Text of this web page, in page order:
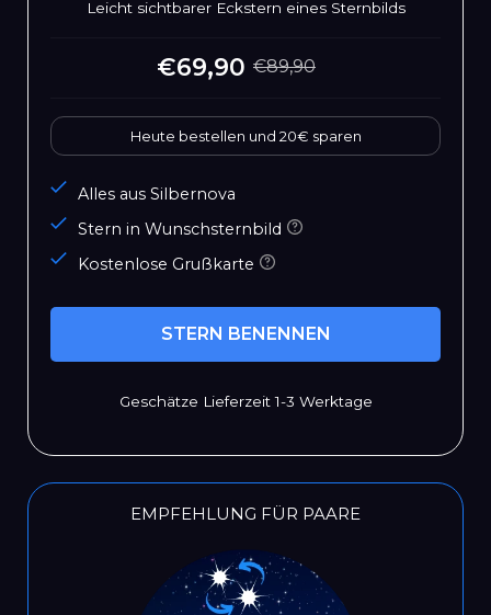
Leicht sichtbarer Eckstern eines Sternbilds
Sonderpreis
€69,90 Normaler
€89,90
Heute bestellen und 20€ sparen
Alles aus Silbernova
Stern in Wunschsternbild
Kostenlose Grußkarte
STERN BENENNEN
Geschätze Lieferzeit 1-3 Werktage
EMPFEHLUNG FÜR PAARE